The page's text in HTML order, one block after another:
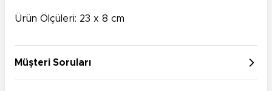
Ürün Ölçüleri: 23 x 8 cm
Müşteri Soruları